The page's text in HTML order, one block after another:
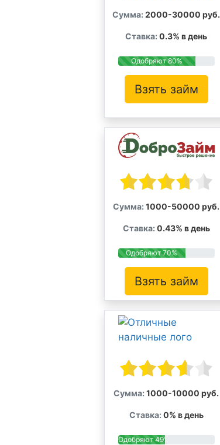
Сумма: 2000-30000 руб.
Ставка: 0.3% в день
Одобряют 80%
Взять займ
Сумма: 1000-50000 руб.
Ставка: 0.43% в день
Одобряют 70%
Взять займ
Сумма: 1000-10000 руб.
Ставка: 0% в день
Одобряют 49%